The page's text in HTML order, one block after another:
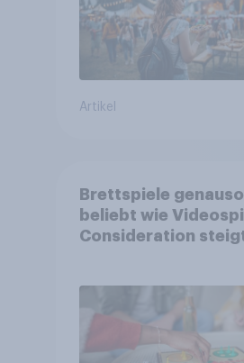
Artikel
Brettspiele genauso
beliebt wie
Consideration steigt